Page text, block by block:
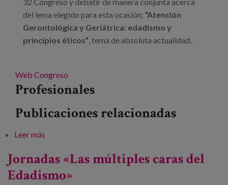
del lema elegido para esta ocasión: “Atención
Gerontológica y Geriátrica: edadismo y
principios éticos”, tema de absoluta actualidad..
Web Congreso
Profesionales
Publicaciones relacionadas
Leer más
Geriátrica: edadismo y principios éticos
Jornadas «Las múltiples caras del
Edadismo»